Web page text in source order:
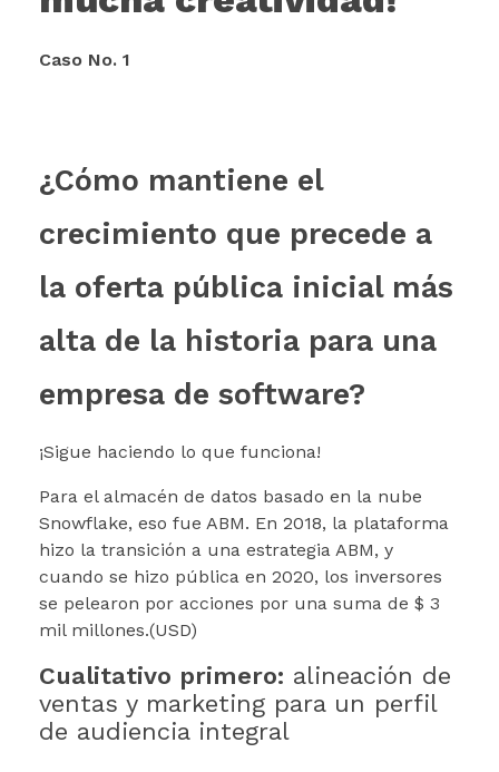
Caso No. 1
¿Cómo mantiene el
crecimiento que precede a
la oferta pública inicial más
alta de la historia para una
empresa de software?
¡Sigue haciendo lo que funciona!
Para el almacén de datos basado en la nube
Snowflake, eso fue ABM. En 2018, la plataforma
hizo la transición a una estrategia ABM, y
cuando se hizo pública en 2020, los inversores
se pelearon por acciones por una suma de $ 3
mil millones.(USD)
Cualitativo primero: alineación de
ventas y marketing para un perfil
de audiencia integral